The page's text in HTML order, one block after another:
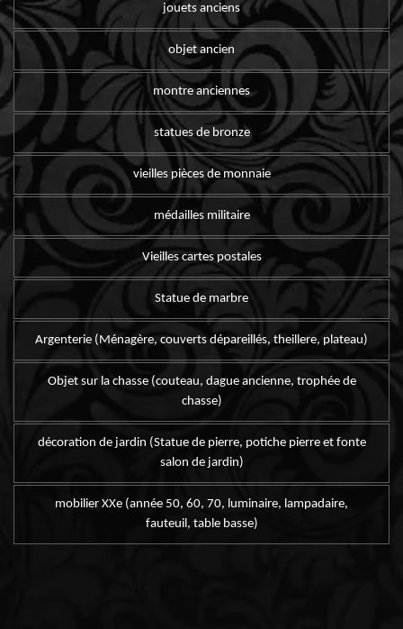
jouets anciens
objet ancien
montre anciennes
statues de bronze
vieilles pièces de monnaie
médailles militaire
Vieilles cartes postales
Statue de marbre
Argenterie (Ménagère, couverts dépareillés, theillere, plateau)
Objet sur la chasse (couteau, dague ancienne, trophée de
chasse)
décoration de jardin (Statue de pierre, potiche pierre et fonte
salon de jardin)
mobilier XXe (année 50, 60, 70, luminaire, lampadaire,
fauteuil, table basse)